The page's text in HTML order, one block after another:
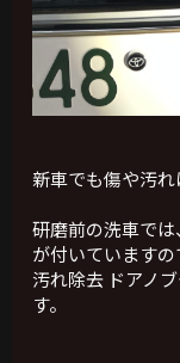
新車でも傷や汚れ
研磨前の洗車で
が付いています
汚れ除去 ドアノ
す。